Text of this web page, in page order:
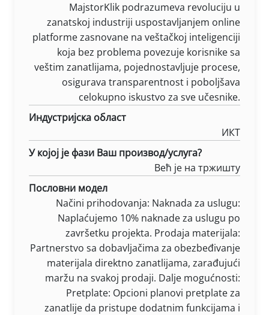
MajstorKlik podrazumeva revoluciju u
zanatskoj industriji uspostavljanjem online
platforme zasnovane na veštačkoj inteligenciji
koja bez problema povezuje korisnike sa
veštim zanatlijama, pojednostavljuje procese,
osigurava transparentnost i poboljšava
celokupno iskustvo za sve učesnike.
Индустријска област
ИКТ
У којој је фази Ваш производ/услуга?
Већ је на тржишту
Пословни модел
Načini prihodovanja: Naknada za uslugu:
Naplaćujemo 10% naknade za uslugu po
završetku projekta. Prodaja materijala:
Partnerstvo sa dobavljačima za obezbeđivanje
materijala direktno zanatlijama, zarađujući
maržu na svakoj prodaji. Dalje mogućnosti:
Pretplate: Opcioni planovi pretplate za
zanatlije da pristupe dodatnim funkcijama i